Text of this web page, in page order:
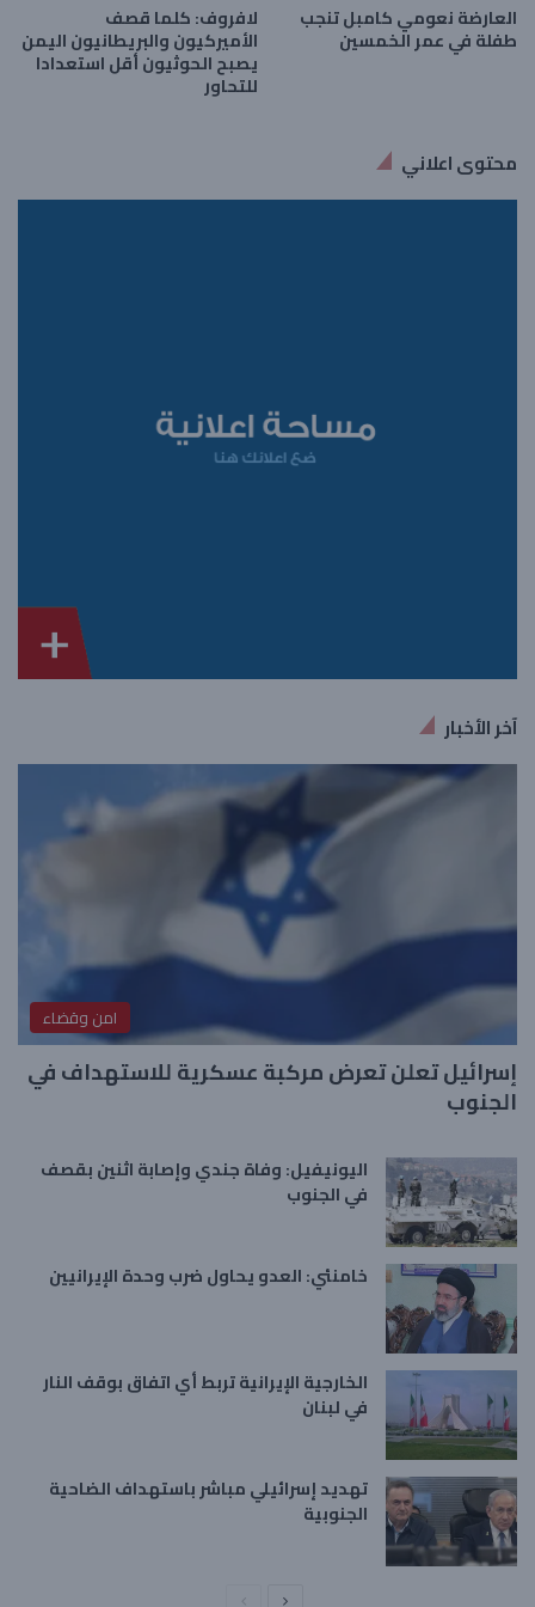
العارضة نعومي كامبل تنجب
طفلة في عمر الخمسين
لافروف: كلما قصف
الأميركيون والبريطانيون اليمن
يصبح الحوثيون أقل استعدادا
للتحاور
محتوى اعلاني
آخر الأخبار
امن وقضاء
إسرائيل تعلن تعرض مركبة عسكرية للاستهداف في
الجنوب
اليونيفيل: وفاة جندي وإصابة اثنين بقصف
في الجنوب
خامنئي: العدو يحاول ضرب وحدة الإيرانيين
الخارجية الإيرانية تربط أي اتفاق بوقف النار
في لبنان
تهديد إسرائيلي مباشر باستهداف الضاحية
الجنوبية